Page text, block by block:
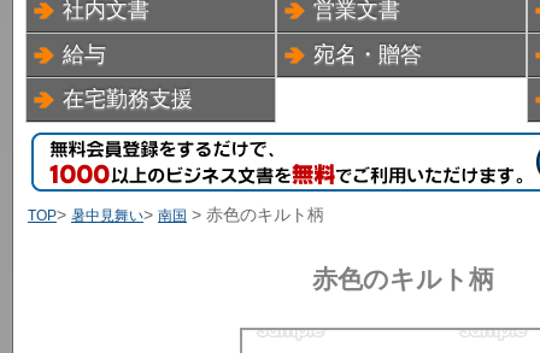
社内文書
給与
在宅勤務支援
営業文書
宛名・贈答
TOP> 暑中見舞い> 南国 > 赤色のキルト柄
赤色のキルト柄